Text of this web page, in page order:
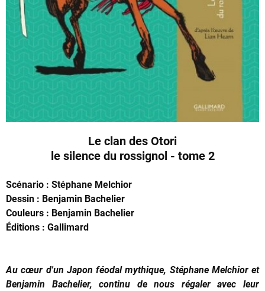
Le clan des Otori
le silence du rossignol - tome 2
Scénario : Stéphane Melchior
Dessin : Benjamin Bachelier
Couleurs : Benjamin Bachelier
Éditions : Gallimard
Au cœur d'un Japon féodal mythique, Stéphane Melchior et
Benjamin Bachelier, continu de nous régaler avec leur